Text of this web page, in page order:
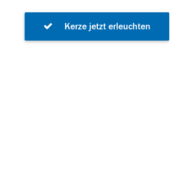
Kerze jetzt erleuchten